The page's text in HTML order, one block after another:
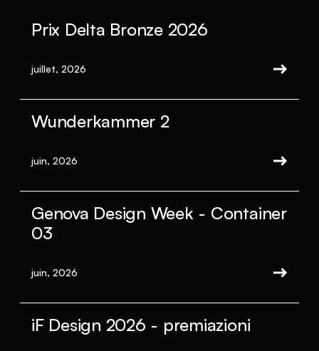
Prix Delta Bronze 2026
juillet, 2026
Wunderkammer 2
juin, 2026
Genova Design Week - Container
03
juin, 2026
iF Design 2026 - premiazioni